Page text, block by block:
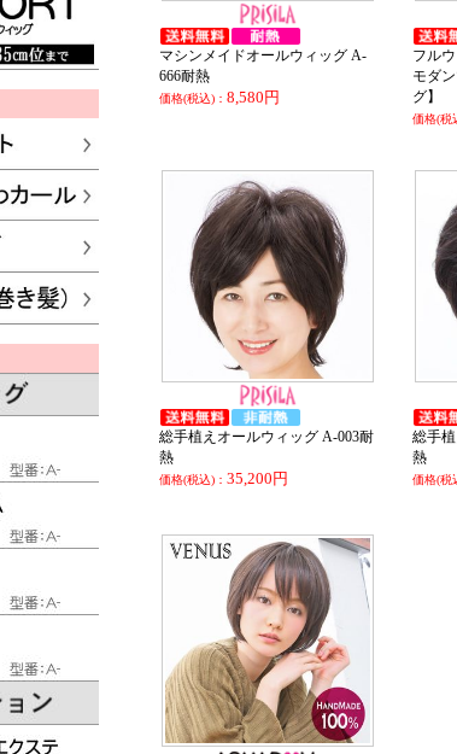
マシンメイドオールウィッグ A-
666耐熱
価格(税込)： 8,580円
フル
モダ
グ】
価格(税
総手植えオールウィッグ A-003耐
熱
価格(税込)： 35,200円
総手
熱
価格(税